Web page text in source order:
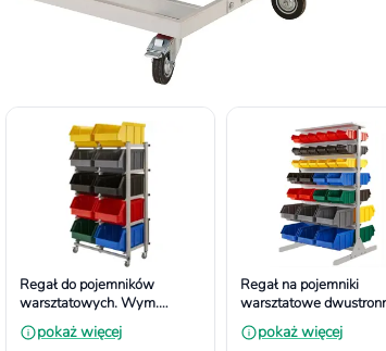
i stojaki warsztatowe
Regał do pojemników
warsztatowych. Wym.
1100x660x380 mm, 10
pojemników
pokaż więcej
Regał na pojemniki
warsztatowe
Uniwersalny. Wymiar
1200x690x670 mm
pokaż więcej